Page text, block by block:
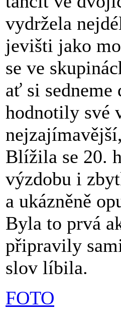
vydržela
jevišti jako
se ve
ať si sedneme
hodnotily své
Blížila se 20.
výzdobu i
a ukázněně
Byla to prvá
připravily
slov líbila.
FOTO